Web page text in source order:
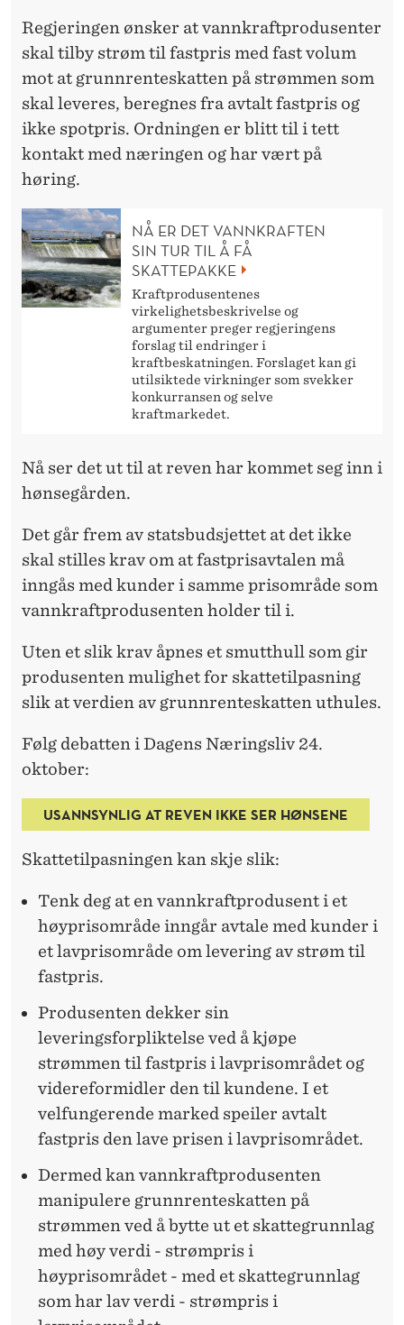
Regjeringen ønsker at vannkraftprodusenter
skal tilby strøm til fastpris med fast volum
mot at grunnrenteskatten på strømmen som
skal leveres, beregnes fra avtalt fastpris og
ikke spotpris. Ordningen er blitt til i tett
kontakt med næringen og har vært på
høring.
NÅ ER DET VANNKRAFTEN
SIN TUR TIL Å FÅ
SKATTEPAKKE
Kraftprodusentenes
virkelighetsbeskrivelse og
argumenter preger regjeringens
forslag til endringer i
kraftbeskatningen. Forslaget kan gi
utilsiktede virkninger som svekker
konkurransen og selve
kraftmarkedet.
Nå ser det ut til at reven har kommet seg inn i
hønsegården.
Det går frem av statsbudsjettet at det ikke
skal stilles krav om at fastprisavtalen må
inngås med kunder i samme prisområde som
vannkraftprodusenten holder til i.
Uten et slik krav åpnes et smutthull som gir
produsenten mulighet for skattetilpasning
slik at verdien av grunnrenteskatten uthules.
Følg debatten i Dagens Næringsliv 24.
oktober:
USANNSYNLIG AT REVEN IKKE SER HØNSENE
Skattetilpasningen kan skje slik:
Tenk deg at en vannkraftprodusent i et
høyprisområde inngår avtale med kunder i
et lavprisområde om levering av strøm til
fastpris.
Produsenten dekker sin
leveringsforpliktelse ved å kjøpe
strømmen til fastpris i lavprisområdet og
videreformidler den til kundene. I et
velfungerende marked speiler avtalt
fastpris den lave prisen i lavprisområdet.
Dermed kan vannkraftprodusenten
manipulere grunnrenteskatten på
strømmen ved å bytte ut et skattegrunnlag
med høy verdi - strømpris i
høyprisområdet - med et skattegrunnlag
som har lav verdi - strømpris i